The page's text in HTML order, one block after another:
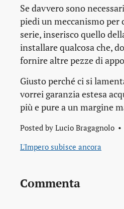
Se davvero sono
piedi un meccanismo per
serie, inserisco quello
installare qualcosa che,
fornire altre pezze di
Giusto perché ci si
vorrei garanzia estesa
più e pure a un margine
Posted by Lucio Bragagnolo
L'Impero subisce ancora
Commenta